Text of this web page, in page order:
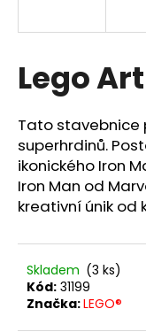
Lego
Tato stavebnice
superhrdinů.
ikonického Iron
Iron Man od
kreativní únik od
Skladem (3 ks)
Kód: 31199
Značka:LEGO®
í
t
?
D
o